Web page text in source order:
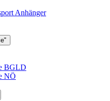
Anhänger
BGLD
NÖ